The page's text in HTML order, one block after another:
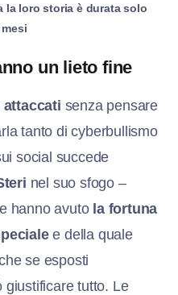
la loro storia è durata solo
un lieto fine
attaccati senza pensare
tanto di cyberbullismo
social succede
nel suo sfogo –
hanno avuto la fortuna
e della quale
se esposti
giustificare tutto. Le